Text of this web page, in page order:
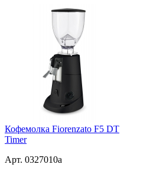
Кофемолка Fiorenzato F5 DT
Timer
Арт. 0327010a